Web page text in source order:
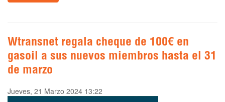
Wtransnet regala cheque de 100€ en
gasoil a sus nuevos miembros hasta el 31
de marzo
Jueves, 21 Marzo 2024 13:22